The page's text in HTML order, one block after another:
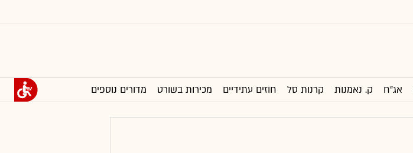
אג"ח ק. נאמנות קרנות סל חוזים עתידיים מכירות בשורט מדורים נוספים